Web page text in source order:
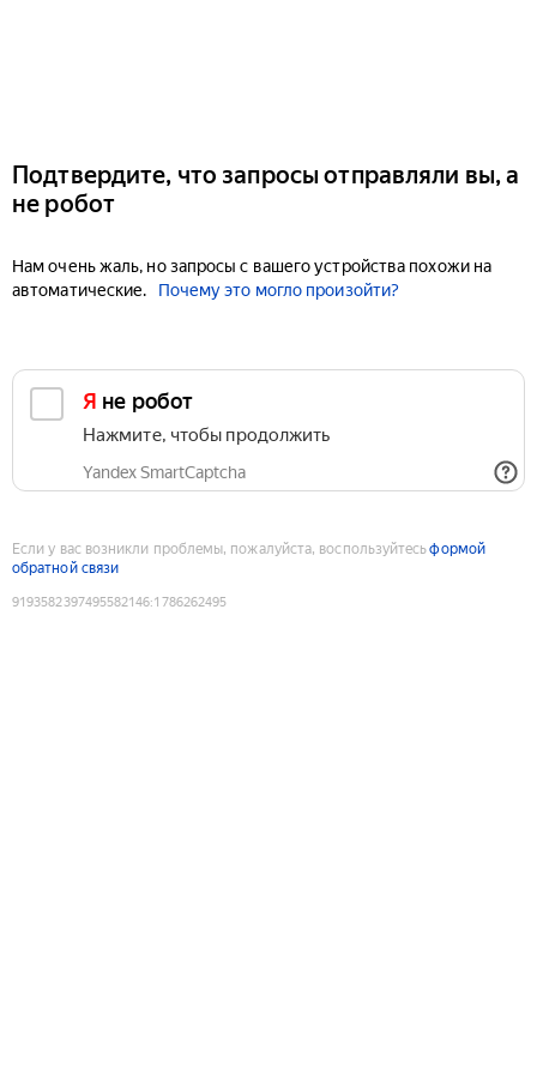
Подтвердите, что запросы отправляли вы, а
не робот
Нам очень жаль, но запросы с вашего устройства похожи на
автоматические.
Почему это могло произойти?
Я не робот
Нажмите, чтобы продолжить
Yandex SmartCaptcha
Если у вас возникли проблемы, пожалуйста, воспользуйтесьформой
обратной связи
9193582397495582146:1786262495